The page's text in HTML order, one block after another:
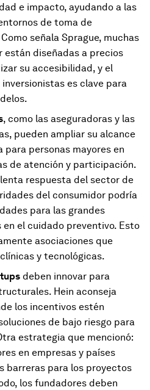
e impacto, ayudando a las
de toma de
señala Sprague, muchas
están diseñadas a precios
su accesibilidad, y el
es clave para
, como las aseguradoras y las
pueden ampliar su alcance
personas mayores en
de atención y participación.
respuesta del sector de
del consumidor podría
para las grandes
el cuidado preventivo. Esto
asociaciones que
y tecnológicas.
deben innovar para
Hein aconseja
los incentivos estén
de bajo riesgo para
estrategia que mencionó:
en empresas y países
barreras para los proyectos
los fundadores deben